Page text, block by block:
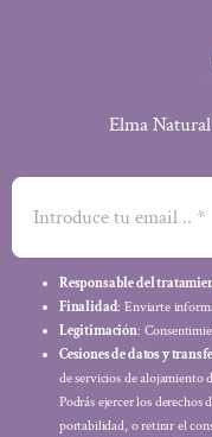
Elma
Responsable del
Finalidad: Enviarte
Legitimación:
Cesiones de datos y
de servicios de alojamiento
Podrás ejercer los
portabilidad, o retirar el